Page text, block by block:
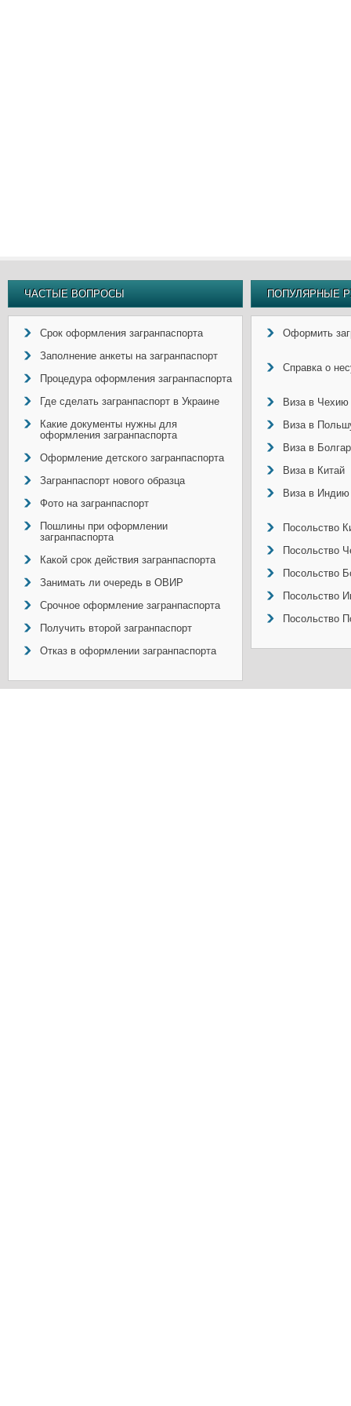
ЧАСТЫЕ ВОПРОСЫ
Срок оформления загранпаспорта
Заполнение анкеты на загранпаспорт
Процедура оформления загранпаспорта
Где сделать загранпаспорт в Украине
Какие документы нужны для
оформления загранпаспорта
Оформление детского загранпаспорта
Загранпаспорт нового образца
Фото на загранпаспорт
Пошлины при оформлении
загранпаспорта
Какой срок действия загранпаспорта
Занимать ли очередь в ОВИР
Срочное оформление загранпаспорта
Получить второй загранпаспорт
Отказ в оформлении загранпаспорта
ПОПУЛЯРНЫЕ
Оформить
Справка о
Виза в Чехию
Виза в
Виза в
Виза в Китай
Виза в Индию
Посольство
Посольство
Посольство
Посольство
Посольство